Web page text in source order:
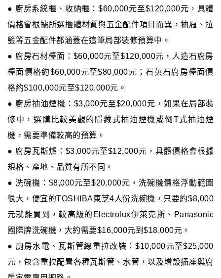
● 廚房系統櫃、收納櫃：$60,000元至$120,000元，具體
價格會根據所選櫃體材質與五金配件項目而異，抽屜、拉
籃等五金配件都涵蓋在這筆局部裝修預算中。
● 廚房石材檯面：$60,000元至$120,000元，人造石廚房
檯面價格約$60,000元至$80,000元；石英石廚房檯面價
格約$100,000元至$120,000元。
● 廚房抽油煙機：$3,000元至$20,000元，如果在局部裝
修中，選購比較美觀的隱藏式抽油煙機或倒T式抽油煙
機，需要準備較高的預算。
● 廚房瓦斯爐：$3,000元至$12,000元，具體價格會根據
規格、產地、品質有所不同。
● 洗碗機：$8,000元至$20,000元，洗碗機價格浮動範圍
很大，便宜的TOSHIBA東芝4人份洗碗機，只要約$8,000
元就能買到，較高級的Electrolux伊萊克斯、Panasonic
國際牌洗碗機，大約需要$16,000元到$18,000元。
● 廚房水電、瓦斯管線重拉改裝：$10,000元至$25,000
元，包含重拉配置各種瓦斯管、水管，以及增設插座與廚